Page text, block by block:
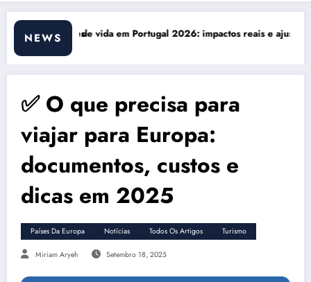
NEWS
impactos reais e ajustes necessáriosComunicação com Balcões
✅ O que precisa para
viajar para Europa:
documentos, custos e
dicas em 2025
Países Da Europa Notícias Todos Os Artigos Turismo
Miriam Aryeh Setembro 18, 2025